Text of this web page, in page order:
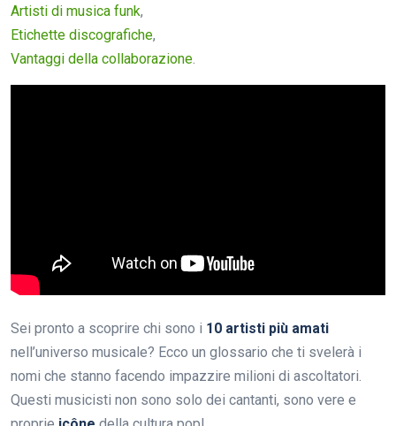
Artisti di musica funk,
Etichette discografiche,
Vantaggi della collaborazione.
Sei pronto a scoprire chi sono i 10 artisti più amati
nell’universo musicale? Ecco un glossario che ti svelerà i
nomi che stanno facendo impazzire milioni di ascoltatori.
Questi musicisti non sono solo dei cantanti, sono vere e